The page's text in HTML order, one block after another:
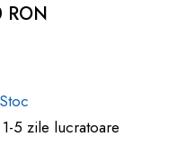
RON
1-5 zile lucratoare